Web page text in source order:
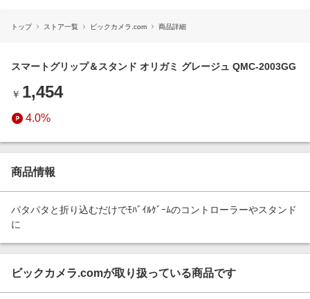
キッズ・ベビー用品
エンタメ
スポーツ・アウトドア・ゴルフ
インテリア・寝具
ペット・花・DIY・車
金融・マネー・保険
デジタルコンテンツ
ビジネス・その他サービス
電子書籍特集
旅行特集
わくわく夏特集
とことん買い物チャレンジ
Apple公式サイト×楽天カード分割払い
Qoo10メガポ
Samsung ボーナスキャンペーン
トップ ストア一覧 ビックカメラ.com 商品詳細
スマートグリップ＆スタンド オリガミ グレージュ QMC-2003GG
￥ 1,454
4.0%
商品情報
パタパタと折り込むだけでﾓﾊﾞｲﾙｹﾞｰﾑのコントローラーやスタンド
に
ビックカメラ.comが取り扱っている商品です